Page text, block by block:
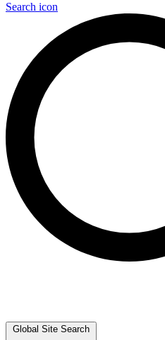
Search icon
Global Site Search